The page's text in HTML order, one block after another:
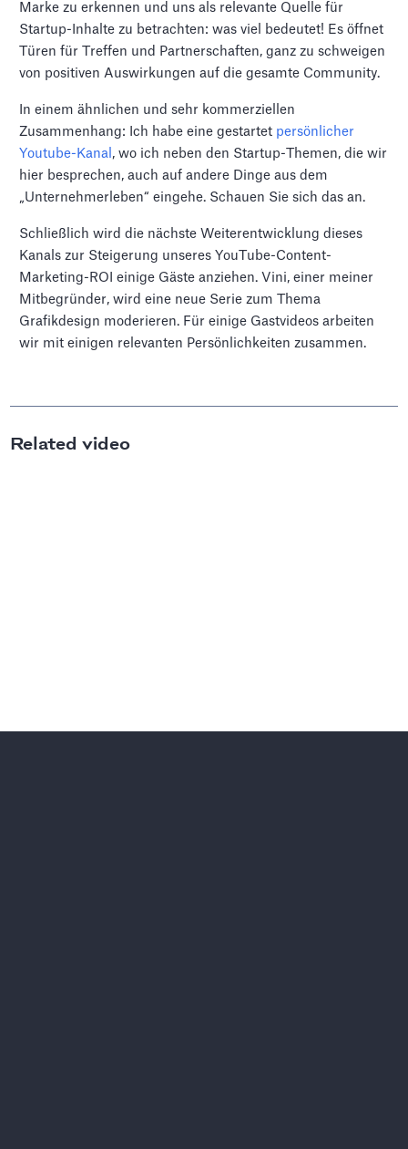
Marke zu erkennen und uns als relevante Quelle für
Startup-Inhalte zu betrachten: was viel bedeutet! Es öffnet
Türen für Treffen und Partnerschaften, ganz zu schweigen
von positiven Auswirkungen auf die gesamte Community.
In einem ähnlichen und sehr kommerziellen
Zusammenhang: Ich habe eine gestartet persönlicher
Youtube-Kanal , wo ich neben den Startup-Themen, die wir
hier besprechen, auch auf andere Dinge aus dem
„Unternehmerleben“ eingehe. Schauen Sie sich das an.
Schließlich wird die nächste Weiterentwicklung dieses
Kanals zur Steigerung unseres YouTube-Content-
Marketing-ROI einige Gäste anziehen. Vini, einer meiner
Mitbegründer, wird eine neue Serie zum Thema
Grafikdesign moderieren. Für einige Gastvideos arbeiten
wir mit einigen relevanten Persönlichkeiten zusammen.
Related video